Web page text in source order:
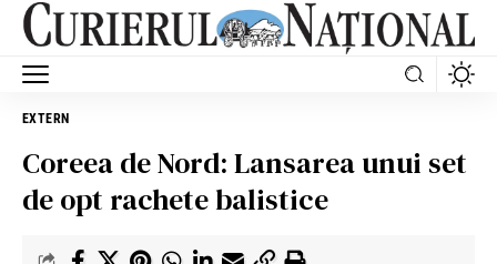
EXTERN
Coreea de Nord: Lansarea unui set
de opt rachete balistice